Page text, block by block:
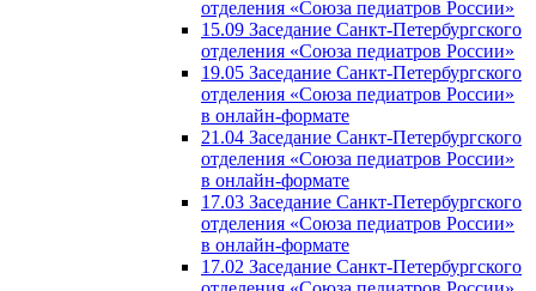
отделения «Союза педиатров России»
15.09 Заседание Санкт-Петербургского
отделения «Союза педиатров России»
19.05 Заседание Санкт-Петербургского
отделения «Союза педиатров России»
в онлайн-формате
21.04 Заседание Санкт-Петербургского
отделения «Союза педиатров России»
в онлайн-формате
17.03 Заседание Санкт-Петербургского
отделения «Союза педиатров России»
в онлайн-формате
17.02 Заседание Санкт-Петербургского